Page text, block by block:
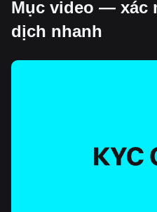
Mục video — xác
dịch nhanh